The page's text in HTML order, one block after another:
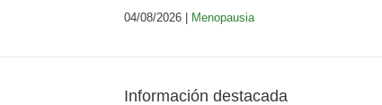
04/08/2026 | Menopausia
Información destacada